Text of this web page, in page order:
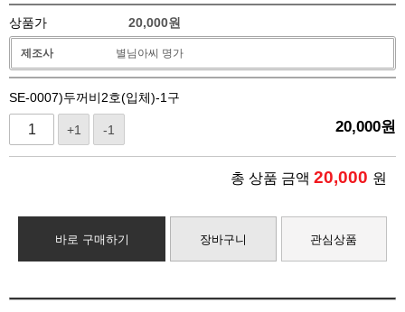
상품가 20,000원
제조사 별님아씨 명가
SE-0007)두꺼비2호(입체)-1구
+1 -1 20,000원
총 상품 금액 20,000 원
바로 구매하기 장바구니 관심상품